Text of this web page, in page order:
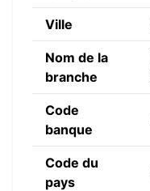
Ville
Nom de la
branche
Code
banque
Code du
pays